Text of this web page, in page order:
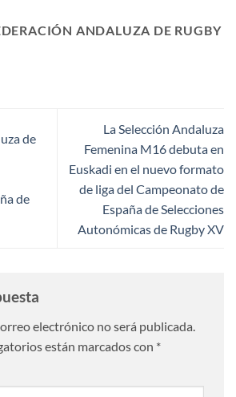
ANDALUZA DE RUGBY
de
de
La Selección Andaluza
Femenina M16 debuta en
Euskadi en el nuevo formato
de liga del Campeonato de
España de Selecciones
Autonómicas de Rugby XV
electrónico no será publicada.
están marcados con *